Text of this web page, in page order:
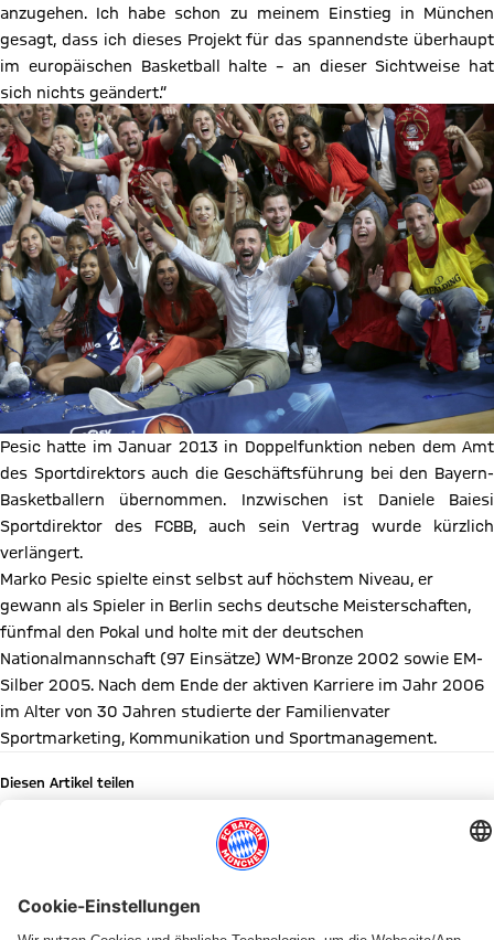
anzugehen. Ich habe schon zu meinem Einstieg in München
gesagt, dass ich dieses Projekt für das spannendste überhaupt
im europäischen Basketball halte – an dieser Sichtweise hat
sich nichts geändert.“
Pesic hatte im Januar 2013 in Doppelfunktion neben dem Amt
des Sportdirektors auch die Geschäftsführung bei den Bayern-
Basketballern übernommen. Inzwischen ist Daniele Baiesi
Sportdirektor des FCBB, auch sein Vertrag wurde kürzlich
verlängert.
Marko Pesic spielte einst selbst auf höchstem Niveau, er
gewann als Spieler in Berlin sechs deutsche Meisterschaften,
fünfmal den Pokal und holte mit der deutschen
Nationalmannschaft (97 Einsätze) WM-Bronze 2002 sowie EM-
Silber 2005. Nach dem Ende der aktiven Karriere im Jahr 2006
im Alter von 30 Jahren studierte der Familienvater
Sportmarketing, Kommunikation und Sportmanagement.
Diesen Artikel teilen
WEITERE NEWS